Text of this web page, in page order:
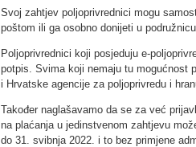
Svoj zahtjev poljoprivrednici mogu
poštom ili ga osobno donijeti u
Poljoprivrednici koji posjeduju e-
potpis. Svima koji nemaju tu mogućnost
i Hrvatske agencije za poljoprivredu i
Također naglašavamo da se za već
na plaćanja u jedinstvenom zahtjevu
do 31. svibnja 2022. i to bez primjene